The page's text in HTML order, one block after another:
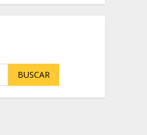
BUSCAR